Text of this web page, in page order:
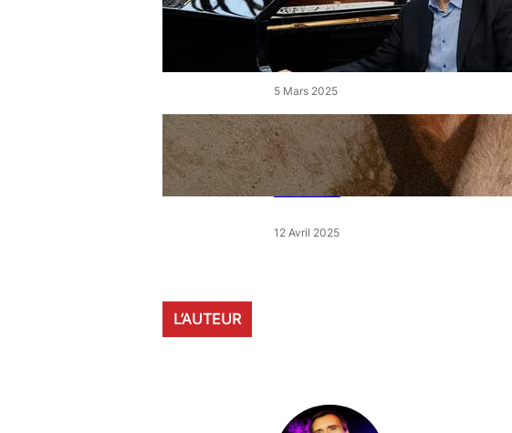
« Le Disciple » de Mikhaïl
Rudy à Perpignan le vendredi
5 Mars 2025
« Qui est le moins clair » : ce
samedi, 30 actions partout en
France devant les magasins
E.Leclerc
12 Avril 2025
L’AUTEUR